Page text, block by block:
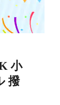
小
撥